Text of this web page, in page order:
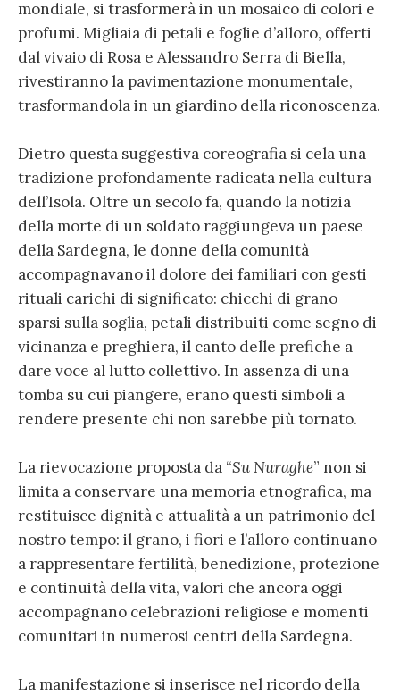
mondiale, si trasformerà in un mosaico di colori e
profumi. Migliaia di petali e foglie d’alloro, offerti
dal vivaio di Rosa e Alessandro Serra di Biella,
rivestiranno la pavimentazione monumentale,
trasformandola in un giardino della riconoscenza.
Dietro questa suggestiva coreografia si cela una
tradizione profondamente radicata nella cultura
dell’Isola. Oltre un secolo fa, quando la notizia
della morte di un soldato raggiungeva un paese
della Sardegna, le donne della comunità
accompagnavano il dolore dei familiari con gesti
rituali carichi di significato: chicchi di grano
sparsi sulla soglia, petali distribuiti come segno di
vicinanza e preghiera, il canto delle prefiche a
dare voce al lutto collettivo. In assenza di una
tomba su cui piangere, erano questi simboli a
rendere presente chi non sarebbe più tornato.
La rievocazione proposta da “Su Nuraghe” non si
limita a conservare una memoria etnografica, ma
restituisce dignità e attualità a un patrimonio del
nostro tempo: il grano, i fiori e l’alloro continuano
a rappresentare fertilità, benedizione, protezione
e continuità della vita, valori che ancora oggi
accompagnano celebrazioni religiose e momenti
comunitari in numerosi centri della Sardegna.
La manifestazione si inserisce nel ricordo della